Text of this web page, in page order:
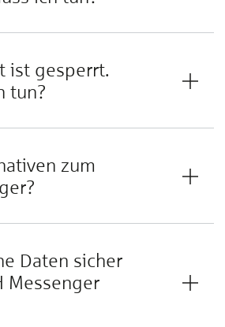
ist gesperrt.
tun?
zum
Daten sicher
Messenger